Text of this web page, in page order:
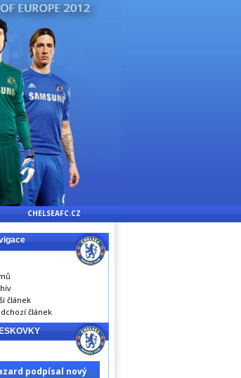
CHELSEAFC.CZ
článek
článek
podpísal nový